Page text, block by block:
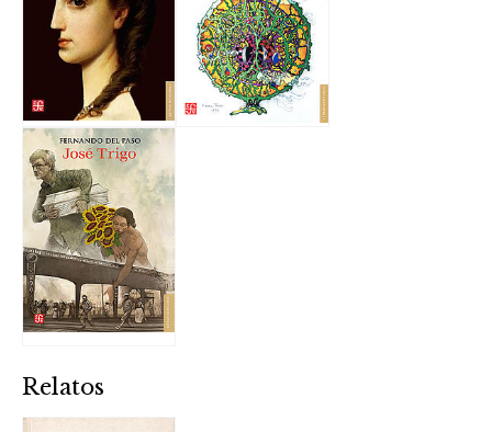
Relatos